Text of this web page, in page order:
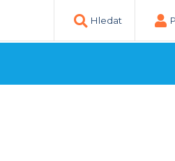
Hledat